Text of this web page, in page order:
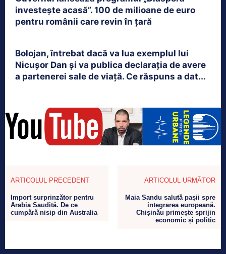
investește acasă”. 100 de milioane de euro
pentru românii care revin în țară
Bolojan, întrebat dacă va lua exemplul lui
Nicușor Dan și va publica declarația de avere
a partenerei sale de viață. Ce răspuns a dat...
ARTICOLUL PRECEDENT
Import surprinzător pentru
Arabia Saudită. De ce
cumpără nisip din Australia
ARTICOLUL URMĂTOR
Maia Sandu salută pașii spre
integrarea europeană.
Chișinău primește sprijin
economic și politic